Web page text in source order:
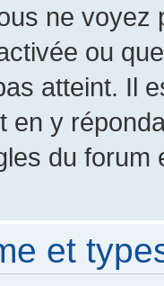
ne voyez
ou
atteint. Il
en y
du forum
et